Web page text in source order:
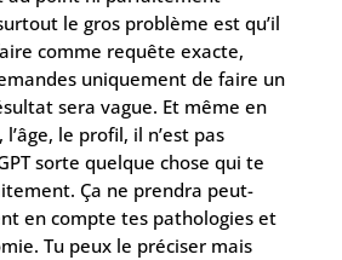
le gros problème est qu’il
comme requête exacte,
uniquement de faire un
sera vague. Et même en
le profil, il n’est pas
sorte quelque chose qui te
Ça ne prendra peut-
en compte tes pathologies et
Tu peux le préciser mais